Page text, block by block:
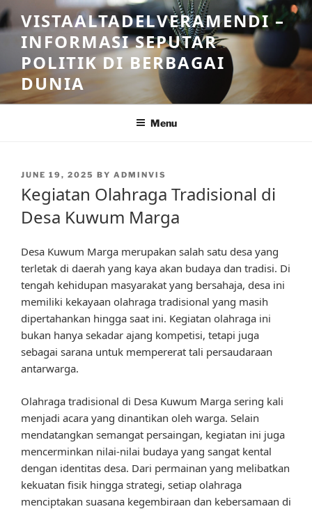
Skip
to
content
VISTAALTADELVERAMENDI –
INFORMASI SEPUTAR
POLITIK DI BERBAGAI
DUNIA
Menu
POSTED
JUNE 19, 2025 BY ADMINVIS
Kegiatan Olahraga Tradisional di
Desa Kuwum Marga
Desa Kuwum Marga merupakan salah satu desa yang
terletak di daerah yang kaya akan budaya dan tradisi. Di
tengah kehidupan masyarakat yang bersahaja, desa ini
memiliki kekayaan olahraga tradisional yang masih
dipertahankan hingga saat ini. Kegiatan olahraga ini
bukan hanya sekadar ajang kompetisi, tetapi juga
sebagai sarana untuk mempererat tali persaudaraan
antarwarga.
Olahraga tradisional di Desa Kuwum Marga sering kali
menjadi acara yang dinantikan oleh warga. Selain
mendatangkan semangat persaingan, kegiatan ini juga
mencerminkan nilai-nilai budaya yang sangat kental
dengan identitas desa. Dari permainan yang melibatkan
kekuatan fisik hingga strategi, setiap olahraga
menciptakan suasana kegembiraan dan kebersamaan di